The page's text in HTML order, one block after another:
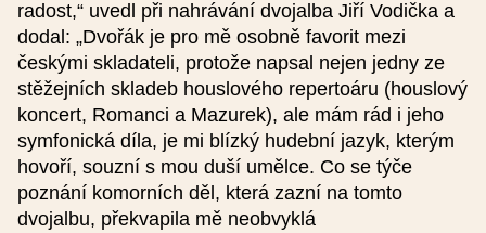
radost,“ uvedl při nahrávání dvojalba Jiří Vodička a
dodal: „Dvořák je pro mě osobně favorit mezi
českými skladateli, protože napsal nejen jedny ze
stěžejních skladeb houslového repertoáru (houslový
koncert, Romanci a Mazurek), ale mám rád i jeho
symfonická díla, je mi blízký hudební jazyk, kterým
hovoří, souzní s mou duší umělce. Co se týče
poznání komorních děl, která zazní na tomto
dvojalbu, překvapila mě neobvyklá
Popis (50-230 znaků) (anglicky)